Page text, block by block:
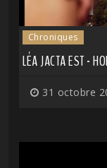
Chroniques
LÉA JACTA EST -
31 octobre